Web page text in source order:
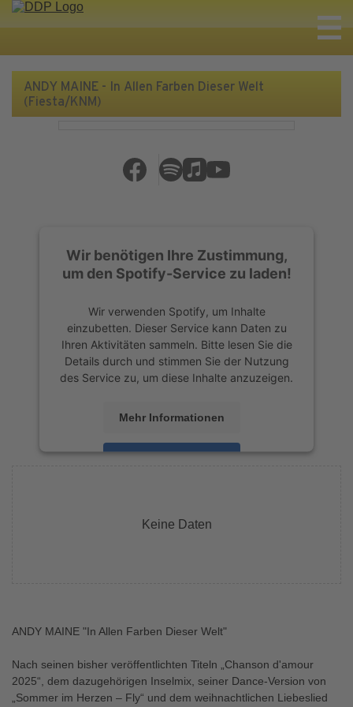
ANDY MAINE - In Allen Farben Dieser Welt
(Fiesta/KNM)
Wir benötigen Ihre Zustimmung,
um den Spotify-Service zu laden!
Wir verwenden Spotify, um Inhalte
einzubetten. Dieser Service kann Daten zu
Ihren Aktivitäten sammeln. Bitte lesen Sie die
Details durch und stimmen Sie der Nutzung
des Service zu, um diese Inhalte anzuzeigen.
Mehr Informationen
Akzeptieren
Keine Daten
ANDY MAINE "In Allen Farben Dieser Welt"
Nach seinen bisher veröffentlichten Titeln „Chanson d'amour
2025“, dem dazugehörigen Inselmix, seiner Dance-Version von
„Sommer im Herzen – Fly“ und dem weihnachtlichen Liebeslied